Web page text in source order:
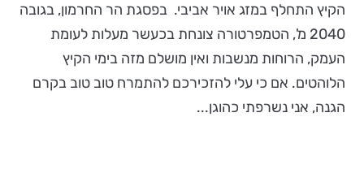
הקיץ התחלף במזג אויר אביבי. בפסגת הר החרמון, בגובה
2040 מ', הטמפרטורה צונחת בכעשר מעלות לעומת
העמק, הרוחות מנשבות ואין מושלם מזה בימי הקיץ
הלוהטים. אם כי עלי להזכירכם להתמרח טוב טוב בקרם
הגנה, אני נשרפתי כהוגן...